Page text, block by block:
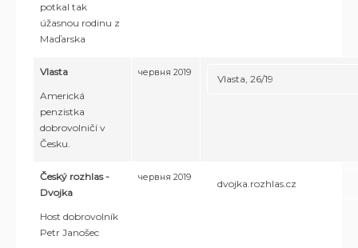
potkal tak
úžasnou rodinu z
Maďarska
Vlasta
Americká
penzistka
dobrovolničí v
Česku.
червня 2019
Vlasta, 26/19
Český rozhlas -
Dvojka
Host dobrovolník
Petr Janošec
червня 2019
dvojka.rozhlas.cz